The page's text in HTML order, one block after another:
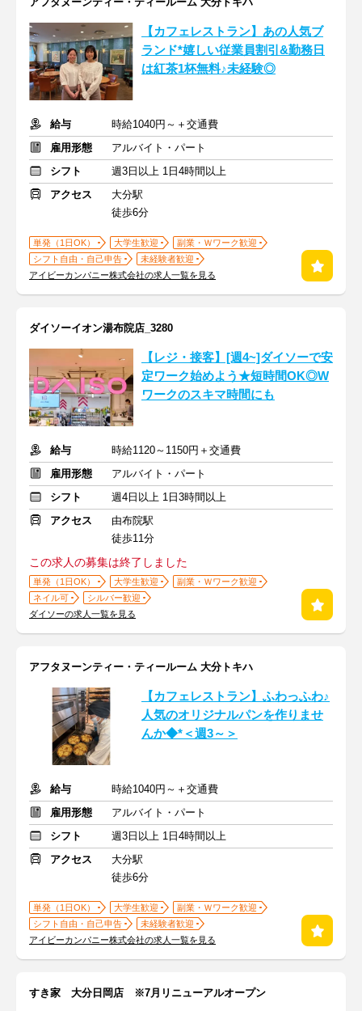
【カフェレストラン】あの人気ブ
ランド*嬉しい従業員割引&勤務日
は紅茶1杯無料♪未経験◎
給与
時給1040円～＋交通費
雇用形態
アルバイト・パート
シフト
週3日以上 1日4時間以上
アクセス
大分駅
徒歩6分
単発（1日OK） 大学生歓迎
副業・Ｗワーク歓迎
シフト自由・自己申告
未経験者歓迎
アイビーカンパニー株式会社の求人一覧を見る
ダイソーイオン湯布院店_3280
【レジ・接客】[週4~]ダイソーで安
定ワーク始めよう★短時間OK◎W
ワークのスキマ時間にも
給与
時給1120～1150円＋交通費
雇用形態
アルバイト・パート
シフト
週4日以上 1日3時間以上
アクセス
由布院駅
徒歩11分
この求人の募集は終了しました
単発（1日OK） 大学生歓迎
副業・Ｗワーク歓迎
ネイル可
シルバー歓迎
ダイソーの求人一覧を見る
アフタヌーンティー・ティールーム 大分トキハ
【カフェレストラン】ふわっふわ♪
人気のオリジナルパンを作りませ
んか◆*＜週3～＞
給与
時給1040円～＋交通費
雇用形態
アルバイト・パート
シフト
週3日以上 1日4時間以上
アクセス
大分駅
徒歩6分
単発（1日OK） 大学生歓迎
副業・Ｗワーク歓迎
シフト自由・自己申告
未経験者歓迎
アイビーカンパニー株式会社の求人一覧を見る
すき家 大分日岡店 ※7月リニューアルオープン